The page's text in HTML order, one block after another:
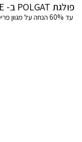
פולגת POLGAT ב- FINAL SALE .
עד 60% הנחה על מגוון פריטים מקולקציית החורף.